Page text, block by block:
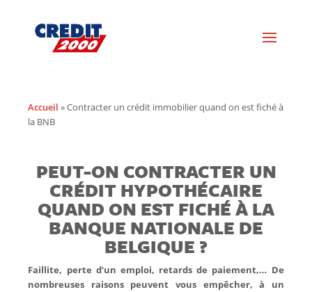
Accueil »Contracter un crédit immobilier quand on est fiché à
la BNB
PEUT-ON CONTRACTER UN
CRÉDIT HYPOTHÉCAIRE
QUAND ON EST FICHÉ À LA
BANQUE NATIONALE DE
BELGIQUE ?
Faillite, perte d’un emploi, retards de paiement,… De
nombreuses raisons peuvent vous empêcher, à un